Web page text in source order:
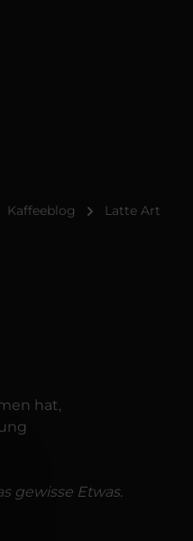
Kaffeeblog Latte Art
hat,
gewisse Etwas.